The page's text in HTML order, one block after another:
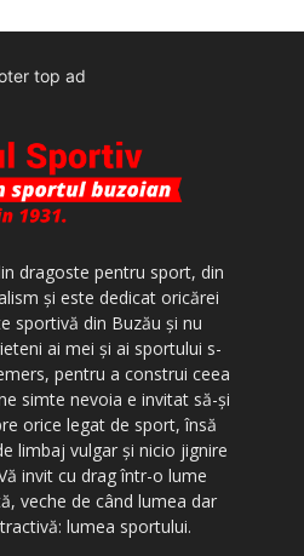
top ad
dragoste pentru sport, din
şi este dedicat oricărei
sportivă din Buzău şi nu
ai mei şi ai sportului s-
pentru a construi ceea
simte nevoia e invitat să-şi
orice legat de sport, însă
limbaj vulgar şi nicio jignire
invit cu drag într-o lume
veche de când lumea dar
lumea sportului.